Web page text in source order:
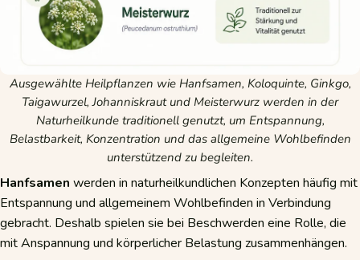
Ausgewählte Heilpflanzen wie Hanfsamen, Koloquinte, Ginkgo,
Taigawurzel, Johanniskraut und Meisterwurz werden in der
Naturheilkunde traditionell genutzt, um Entspannung,
Belastbarkeit, Konzentration und das allgemeine Wohlbefinden
unterstützend zu begleiten.
Hanfsamen werden in naturheilkundlichen Konzepten häufig mit
Entspannung und allgemeinem Wohlbefinden in Verbindung
gebracht. Deshalb spielen sie bei Beschwerden eine Rolle, die
mit Anspannung und körperlicher Belastung zusammenhängen.